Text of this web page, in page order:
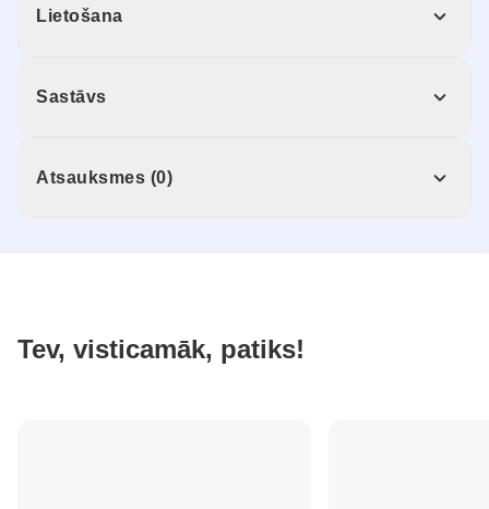
Lietošana
Sastāvs
Atsauksmes (0)
Tev, visticamāk, patiks!